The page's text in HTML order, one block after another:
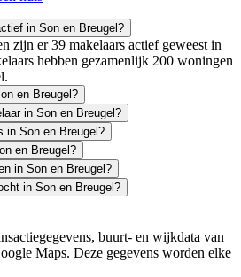
in Son en Breugel?
zijn er 39 makelaars actief geweest in
hebben gezamenlijk 200 woningen
en Breugel?
in Son en Breugel?
in Son en Breugel?
en Breugel?
in Son en Breugel?
in Son en Breugel?
buurt- en wijkdata van
Maps. Deze gegevens worden elke